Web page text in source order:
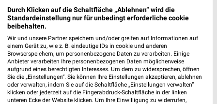
Haagweg 11
74613 Öhringen
459,46 km
Ernsting's family Backnang
Sulzbacher Straße 10
71522 Backnang
Durch Klicken auf die Schaltfläche „Ablehnen“ wird die
Standardeinstellung nur für unbedingt erforderliche cookie
beibehalten.
Wir und unsere Partner speichern und/oder greifen auf Informationen auf
einem Gerät zu, wie z. B. eindeutige IDs in cookie und anderen
Browserspeichern, um personenbezogene Daten zu verarbeiten. Einige
Anbieter verarbeiten Ihre personenbezogenen Daten möglicherweise
aufgrund eines berechtigten Interesses. Um dem zu widersprechen, öffnen
Sie die „Einstellungen“. Sie können Ihre Einstellungen akzeptieren, ablehnen
oder verwalten, indem Sie auf die Schaltfläche „Einstellungen verwalten“
klicken oder jederzeit auf die Fingerabdruck-Schaltfläche in der linken
unteren Ecke der Website klicken. Um Ihre Einwilligung zu widerrufen,